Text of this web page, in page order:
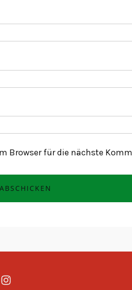
Browser für die nächste
instagram